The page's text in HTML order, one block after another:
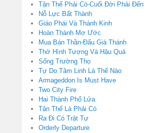
Tận Thế Phải Có-Cuối Đời Phải Đến
Nỗ Lực Bất Thành
Giáo Phái Và Thánh Kinh
Hoàn Thành Mơ Ước
Mua Bán Thần-Đấu Giá Thánh
Thờ Hình Tượng Và Hậu Quả
Sống Trường Thọ
Tự Do Tâm Linh Là Thế Nào
Armageddon Is Must Have
Two City Fire
Hai Thành Phố Lửa
Tận Thế Là Phải Có
Ra Đi Có Trật Tự
Orderly Departure